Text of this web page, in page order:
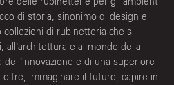
di storia, sinonimo di design e
di rubinetteria che si
e al mondo della
e di una superiore
immaginare il futuro, capire in